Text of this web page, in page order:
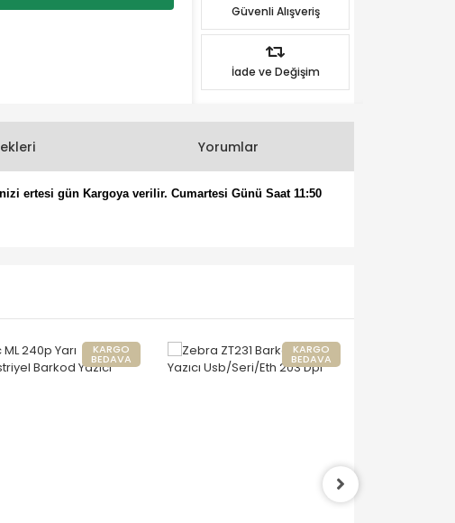
Güvenli Alışveriş
İade ve Değişim
Yorumlar
ertesi gün Kargoya verilir. Cumartesi Günü Saat 11:50
KARGO
BEDAVA
KARGO
BEDAVA